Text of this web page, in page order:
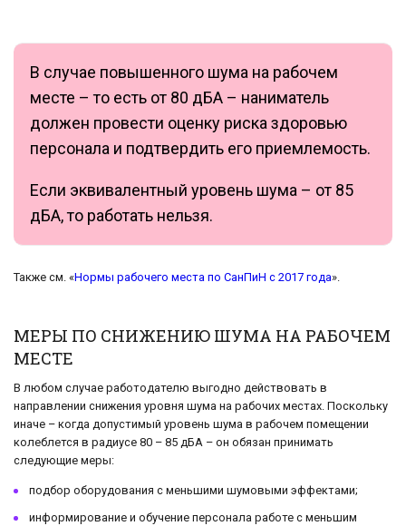
В случае повышенного шума на рабочем
месте – то есть от 80 дБА – наниматель
должен провести оценку риска здоровью
персонала и подтвердить его приемлемость.
Если эквивалентный уровень шума – от 85
дБА, то работать нельзя.
Также см. «Нормы рабочего места по СанПиН с 2017 года».
МЕРЫ ПО СНИЖЕНИЮ ШУМА НА РАБОЧЕМ
МЕСТЕ
В любом случае работодателю выгодно действовать в
направлении снижения уровня шума на рабочих местах. Поскольку
иначе – когда допустимый уровень шума в рабочем помещении
колеблется в радиусе 80 – 85 дБА – он обязан принимать
следующие меры:
подбор оборудования с меньшими шумовыми эффектами;
информирование и обучение персонала работе с меньшим